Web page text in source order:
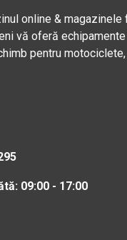
online &
vă oferă
pentru
09:00 - 17:00